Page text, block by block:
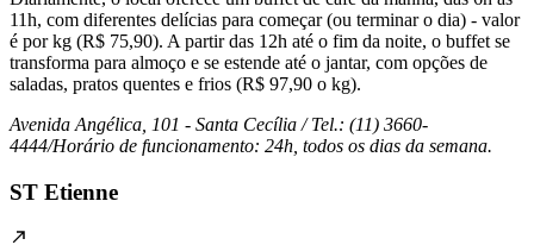
11h, com diferentes delícias para começar (ou terminar o dia) - valor
é por kg (R$ 75,90). A partir das 12h até o fim da noite, o buffet se
transforma para almoço e se estende até o jantar, com opções de
saladas, pratos quentes e frios (R$ 97,90 o kg).
Avenida Angélica, 101 - Santa Cecília / Tel.: (11) 3660-
4444/Horário de funcionamento: 24h, todos os dias da semana.
ST Etienne